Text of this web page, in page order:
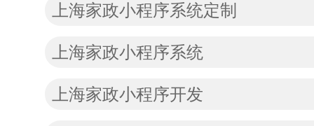
上海家政小程序系统定制
上海家政小程序系统
上海家政小程序开发